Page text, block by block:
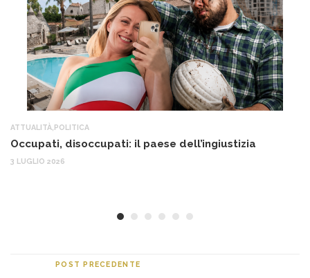
ATTUALITÀ POLITICA
Occupati, disoccupati: il paese dell’ingiustizia
3 LUGLIO 2026
POST PRECEDENTE